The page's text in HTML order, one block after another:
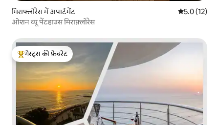
मिराफ्लोरेस में अपार्टमेंट औसत रेटिंग 5
5.0 (12)
ओशन व्यू पेंटहाउस मिराफ़्लोरेस
गेस्ट्स का टॉप फ़ेवरेट
गेस्ट्स की फ़ेवरेट